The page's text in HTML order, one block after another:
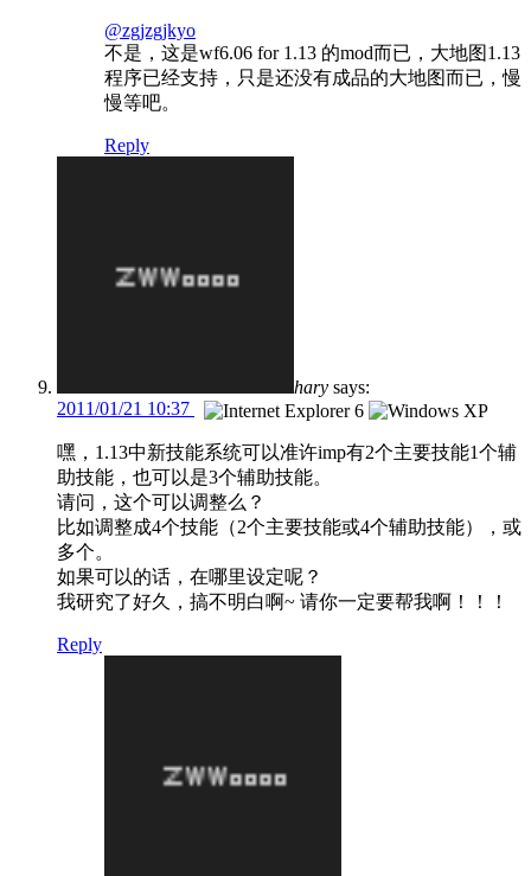
@zgjzgjkyo
不是，这是wf6.06 for 1.13 的mod而已，大地图1.13
程序已经支持，只是还没有成品的大地图而已，慢
慢等吧。
Reply
hary says:
2011/01/21 10:37
嘿，1.13中新技能系统可以准许imp有2个主要技能1个辅
助技能，也可以是3个辅助技能。
请问，这个可以调整么？
比如调整成4个技能（2个主要技能或4个辅助技能），或
多个。
如果可以的话，在哪里设定呢？
我研究了好久，搞不明白啊~ 请你一定要帮我啊！！！
Reply